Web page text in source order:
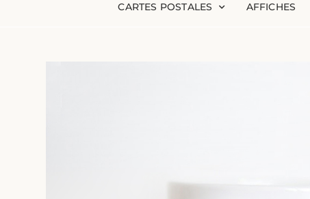
CARTES POSTALES AFFICHES